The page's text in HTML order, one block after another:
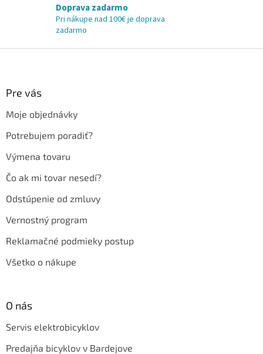
Doprava zadarmo
Pri nákupe nad 100€ je doprava
zadarmo
Pre vás
Moje objednávky
Potrebujem poradiť?
Výmena tovaru
Čo ak mi tovar nesedí?
Odstúpenie od zmluvy
Vernostný program
Reklamačné podmieky postup
Všetko o nákupe
O nás
Servis elektrobicyklov
Predajňa bicyklov v Bardejove